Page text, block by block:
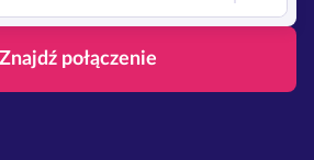
Znajdź połączenie